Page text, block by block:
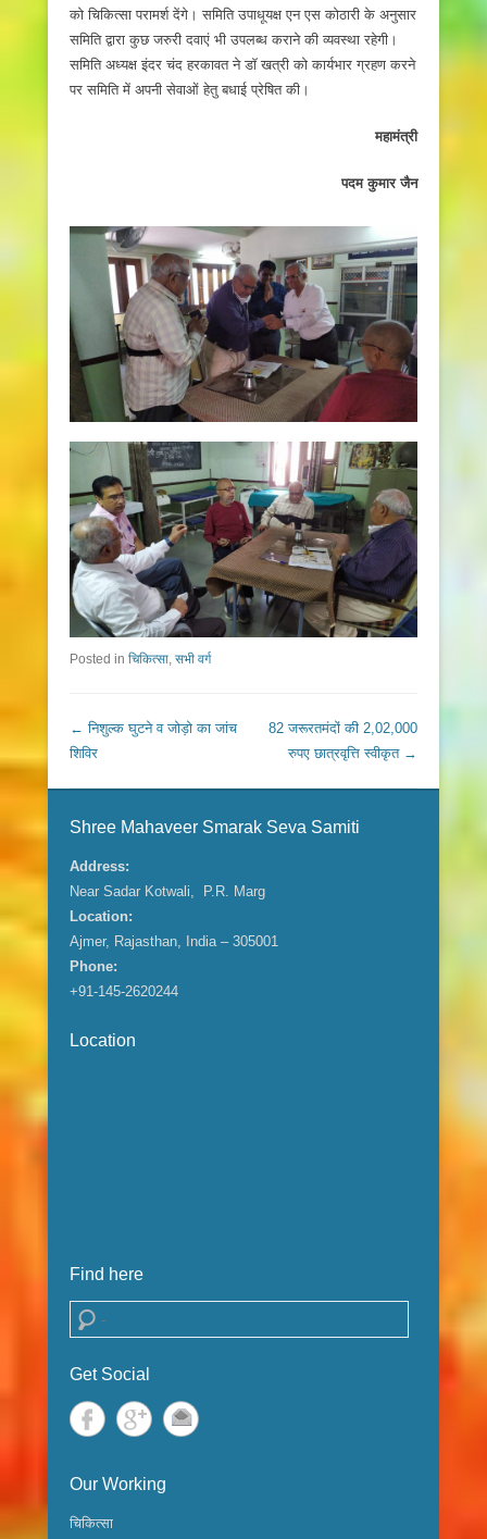
को चिकित्सा परामर्श देंगे। समिति उपाधूयक्ष एन एस कोठारी के अनुसार
समिति द्वारा कुछ जरुरी दवाएं भी उपलब्ध कराने की व्यवस्था रहेगी।
समिति अध्यक्ष इंदर चंद हरकावत ने डॉ खत्री को कार्यभार ग्रहण करने
पर समिति में अपनी सेवाओं हेतु बधाई प्रेषित की।
महामंत्री
पदम कुमार जैन
Posted in चिकित्सा, सभी वर्ग
Post navigation
← निशुल्क घुटने व जोड़ो का जांच
शिविर
82 जरूरतमंदों की 2,02,000
रुपए छात्रवृत्ति स्वीकृत →
Shree Mahaveer Smarak Seva Samiti
Address:
Near Sadar Kotwali, P.R. Marg
Location:
Ajmer, Rajasthan, India – 305001
Phone:
+91-145-2620244
Location
Find here
Search
Get Social
Our Working
चिकित्सा